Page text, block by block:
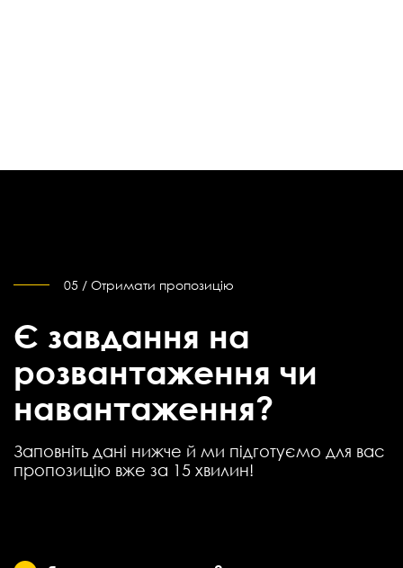
05 / Отримати пропозицію
Є завдання на
розвантаження чи
навантаження?
Заповніть дані нижче й ми підготуємо для вас
пропозицію вже за 15 хвилин!